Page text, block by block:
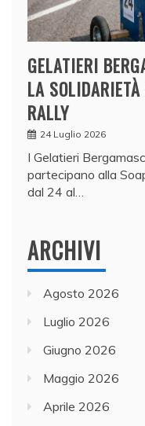
GELATIERI
LA
RALLY
24 Luglio 2026
I Gelatieri
partecipano alla
dal 24 al…
ARCHIVI
Agosto 2026
Luglio 2026
Giugno 2026
Maggio 2026
Aprile 2026